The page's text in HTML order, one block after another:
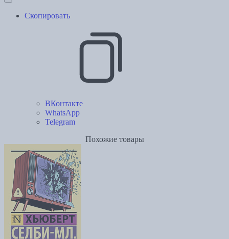
Скопировать
ВКонтакте
WhatsApp
Telegram
Похожие товары